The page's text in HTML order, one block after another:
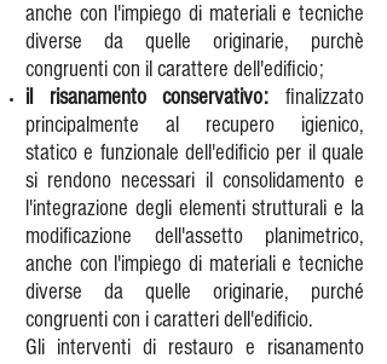
anche con l'impiego di materiali e tecniche
diverse da quelle originarie, purchè
congruenti con il carattere dell'edificio;
il risanamento conservativo: finalizzato
principalmente al recupero igienico,
statico e funzionale dell'edificio per il quale
si rendono necessari il consolidamento e
l'integrazione degli elementi strutturali e la
modificazione dell'assetto planimetrico,
anche con l'impiego di materiali e tecniche
diverse da quelle originarie, purché
congruenti con i caratteri dell'edificio.
Gli interventi di restauro e risanamento